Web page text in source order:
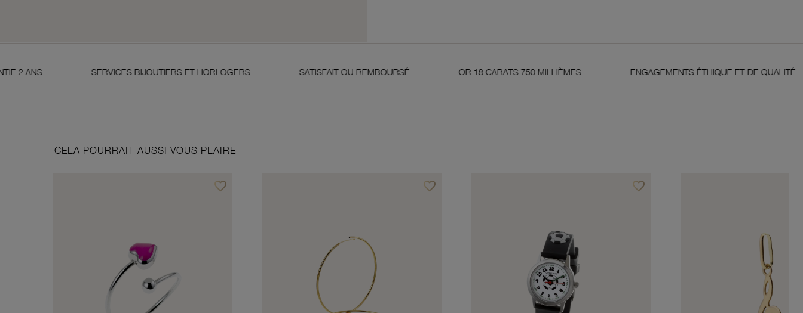
SERVICES BIJOUTIERS ET HORLOGERS SATISFAIT OU REMBOURSÉ OR 18 CARATS 750 MILLIÈMES ENGAGEMENTS ÉTHIQUE ET DE QUALITÉ
CELA POURRAIT AUSSI VOUS PLAIRE
favorite_borderAjouter à vos favoris favorite_borderAjouter à vos favoris favorite_borderAjouter à vos favoris